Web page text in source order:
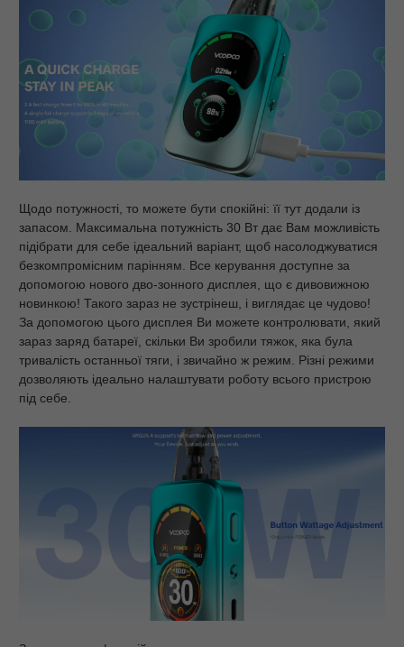
Щодо потужності, то можете бути спокійні: її тут додали із
запасом. Максимальна потужність 30 Вт дає Вам можливість
підібрати для себе ідеальний варіант, щоб насолоджуватися
безкомпромісним парінням. Все керування доступне за
допомогою нового дво-зонного дисплея, що є дивовижною
новинкою! Такого зараз не зустрінеш, і виглядає це чудово!
За допомогою цього дисплея Ви можете контролювати, який
зараз заряд батареї, скільки Ви зробили тяжок, яка була
тривалість останньої тяги, і звичайно ж режим. Різні режими
дозволяють ідеально налаштувати роботу всього пристрою
під себе.